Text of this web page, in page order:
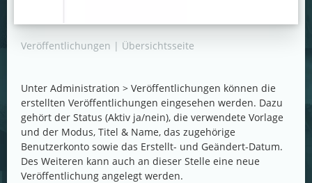
Veröffentlichungen | Übersichtsseite
Unter Administration > Veröffentlichungen können die
erstellten Veröffentlichungen eingesehen werden. Dazu
gehört der Status (Aktiv ja/nein), die verwendete Vorlage
und der Modus, Titel & Name, das zugehörige
Benutzerkonto sowie das Erstellt- und Geändert-Datum.
Des Weiteren kann auch an dieser Stelle eine neue
Veröffentlichung angelegt werden.